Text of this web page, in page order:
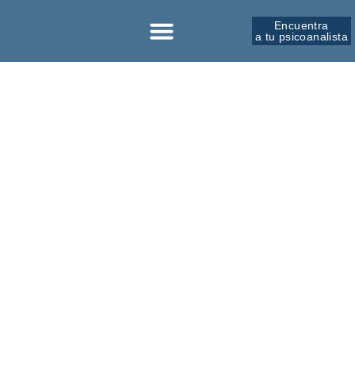
Encuentra
a tu psicoanalista